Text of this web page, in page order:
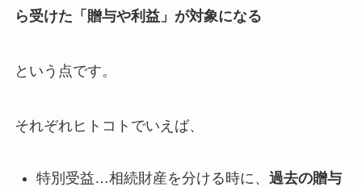
ら受けた「贈与や利益」が対象になる
という点です。
それぞれヒトコトでいえば、
特別受益…相続財産を分ける時に、 過去の贈与